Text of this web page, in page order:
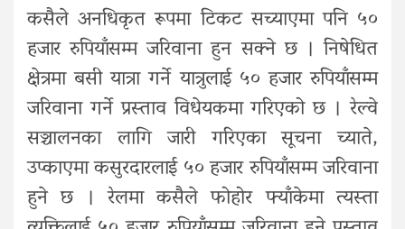
कसैले अनधिकृत रूपमा टिकट सच्याएमा पनि ५०
हजार रुपियाँसम्म जरिवाना हुन सक्ने छ । निषेधित
क्षेत्रमा बसी यात्रा गर्ने यात्रुलाई ५० हजार रुपियाँसम्म
जरिवाना गर्ने प्रस्ताव विधेयकमा गरिएको छ । रेल्वे
सञ्चालनका लागि जारी गरिएका सूचना च्याते,
उप्काएमा कसुरदारलाई ५० हजार रुपियाँसम्म जरिवाना
हुने छ । रेलमा कसैले फोहोर फ्याँकेमा त्यस्ता